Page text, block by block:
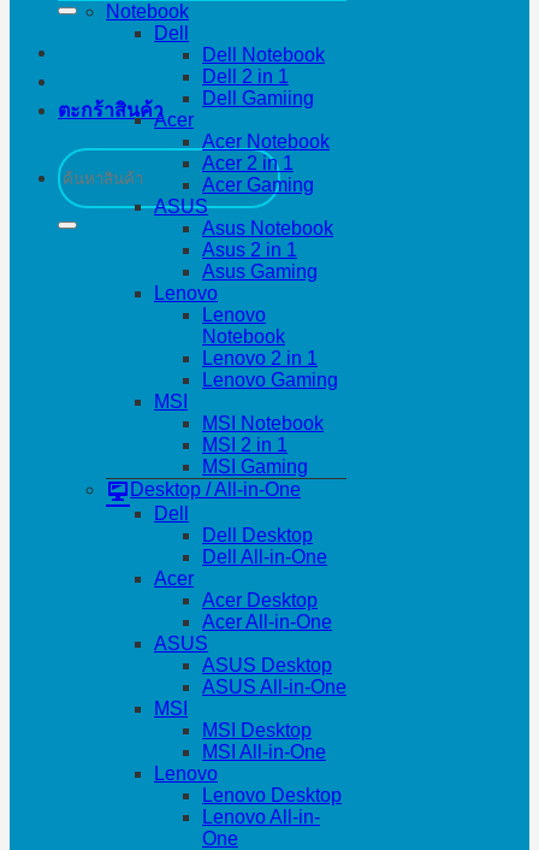
ตะกร้าสินค้า
ค้นหา:
Notebook
Dell
Dell Notebook
Dell 2 in 1
Dell Gamiing
Acer
Acer Notebook
Acer 2 in 1
Acer Gaming
ASUS
Asus Notebook
Asus 2 in 1
Asus Gaming
Lenovo
Lenovo
Notebook
Lenovo 2 in 1
Lenovo Gaming
MSI
MSI Notebook
MSI 2 in 1
MSI Gaming
Desktop / All-in-One
Dell
Dell Desktop
Dell All-in-One
Acer
Acer Desktop
Acer All-in-One
ASUS
ASUS Desktop
ASUS All-in-One
MSI
MSI Desktop
MSI All-in-One
Lenovo
Lenovo Desktop
Lenovo All-in-
One